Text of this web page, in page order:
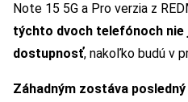
Note 15 5G a Pro verzia z
týchto dvoch telefónoch nie
dostupnosť, nakoľko budú v
Záhadným zostáva